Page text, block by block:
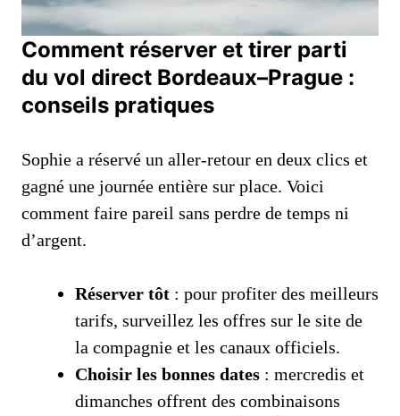
Comment réserver et tirer parti
du vol direct Bordeaux–Prague :
conseils pratiques
Sophie a réservé un aller-retour en deux clics et
gagné une journée entière sur place. Voici
comment faire pareil sans perdre de temps ni
d’argent.
Réserver tôt : pour profiter des meilleurs
tarifs, surveillez les offres sur le site de
la compagnie et les canaux officiels.
Choisir les bonnes dates : mercredis et
dimanches offrent des combinaisons